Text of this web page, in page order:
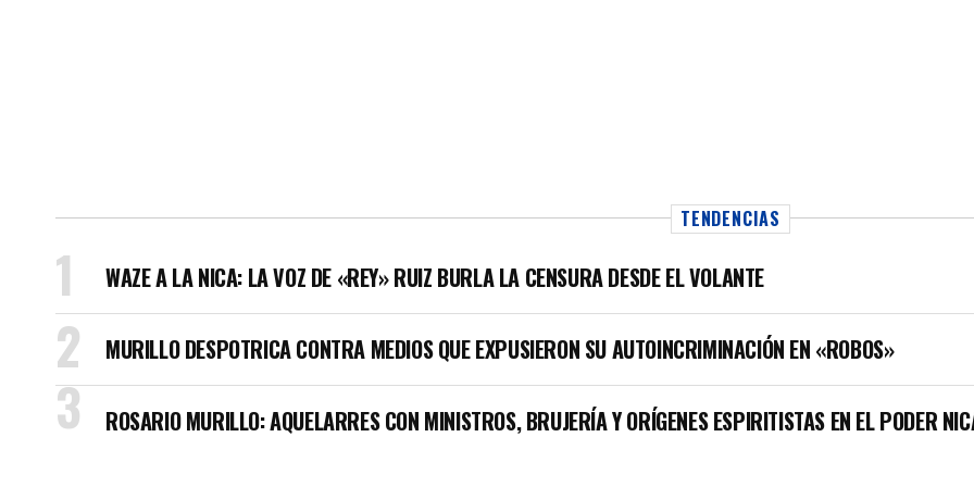
TENDENCIAS
WAZE A LA NICA: LA VOZ DE «REY» RUIZ BURLA LA CENSURA DESDE EL VOLANTE
MURILLO DESPOTRICA CONTRA MEDIOS QUE EXPUSIERON SU AUTOINCRIMINACIÓN EN «ROBOS»
ROSARIO MURILLO: AQUELARRES CON MINISTROS, BRUJERÍA Y ORÍGENES ESPIRITISTAS EN EL PODER